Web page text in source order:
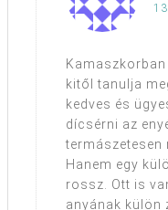
kitől tanulja
kedves és
dícsérni az
termászetesen
Hanem egy
rossz. Ott is
anyának külön